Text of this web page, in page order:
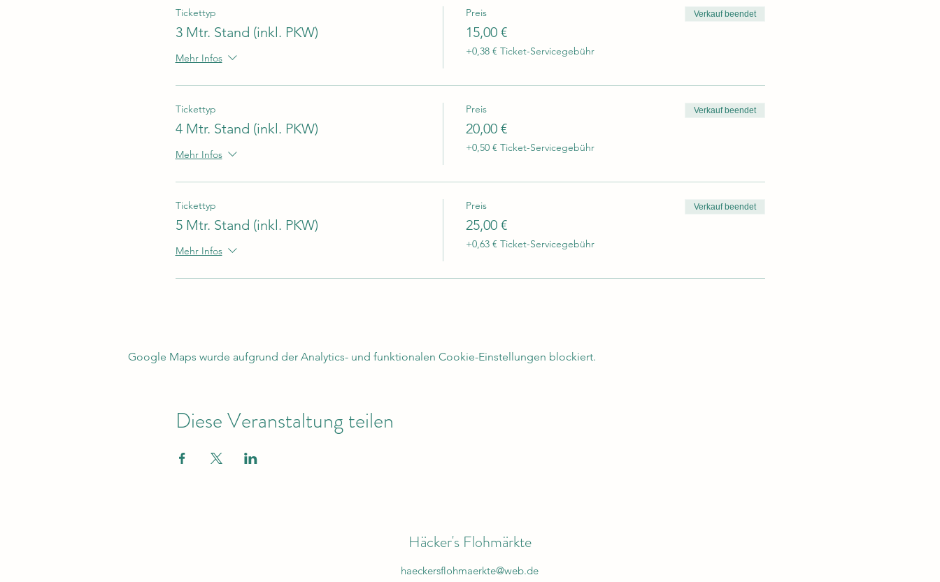
Tickettyp
3 Mtr. Stand (inkl. PKW)
Mehr Infos
Preis
15,00 €
+0,38 € Ticket-Servicegebühr
Verkauf beendet
Tickettyp
4 Mtr. Stand (inkl. PKW)
Mehr Infos
Preis
20,00 €
+0,50 € Ticket-Servicegebühr
Verkauf beendet
Tickettyp
5 Mtr. Stand (inkl. PKW)
Mehr Infos
Preis
25,00 €
+0,63 € Ticket-Servicegebühr
Verkauf beendet
Google Maps wurde aufgrund der Analytics- und funktionalen Cookie-Einstellungen blockiert.
Diese Veranstaltung teilen
Häcker's Flohmärkte
haeckersflohmaerkte@web.de